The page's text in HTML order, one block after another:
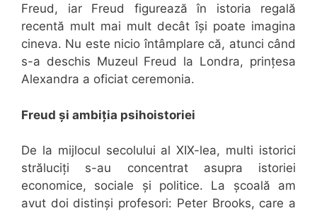
Freud, iar Freud figurează în istoria regală
recentă mult mai mult decât își poate imagina
cineva. Nu este nicio întâmplare că, atunci când
s-a deschis Muzeul Freud la Londra, prințesa
Alexandra a oficiat ceremonia.
Freud și ambiția psihoistoriei
De la mijlocul secolului al XIX-lea, multi istorici
străluciți s-au concentrat asupra istoriei
economice, sociale și politice. La școală am
avut doi distinși profesori: Peter Brooks, care a